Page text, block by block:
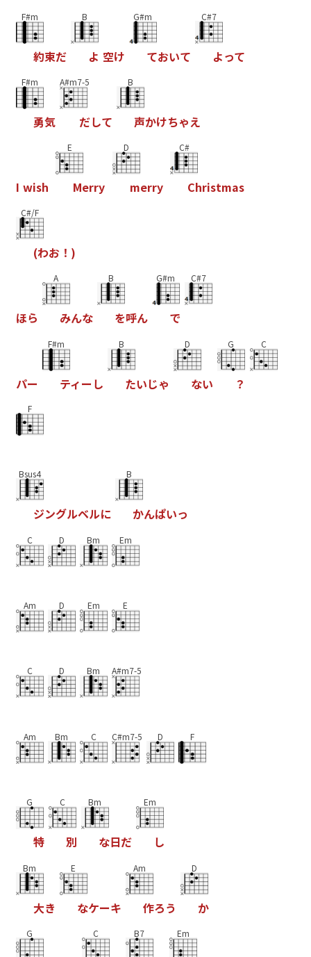
F#m
約束だ
B
よ 空け
G#m
ておいて
C#7
よって
F#m
勇気
A#m7-5
だして
B
声かけちゃえ
I wish
E
Merry
D
merry
C#
Christmas
C#/F
(わお ！ )
ほら
A
みんな
B
を呼ん
G#m
で
C#7
パー
F#m
ティー し
B
たいじゃ
D
ない
G
？
C
F
Bsus4
ジングルベルに
B
かんぱいっ
C D Bm Em
Am D Em E
C D Bm A#m7-5
Am Bm C C#m7-5 D F
G
特
C
別
Bm
な日だ
Em
し
Bm
大き
E
なケーキ
Am
作ろう
D
か
G C B7 Em